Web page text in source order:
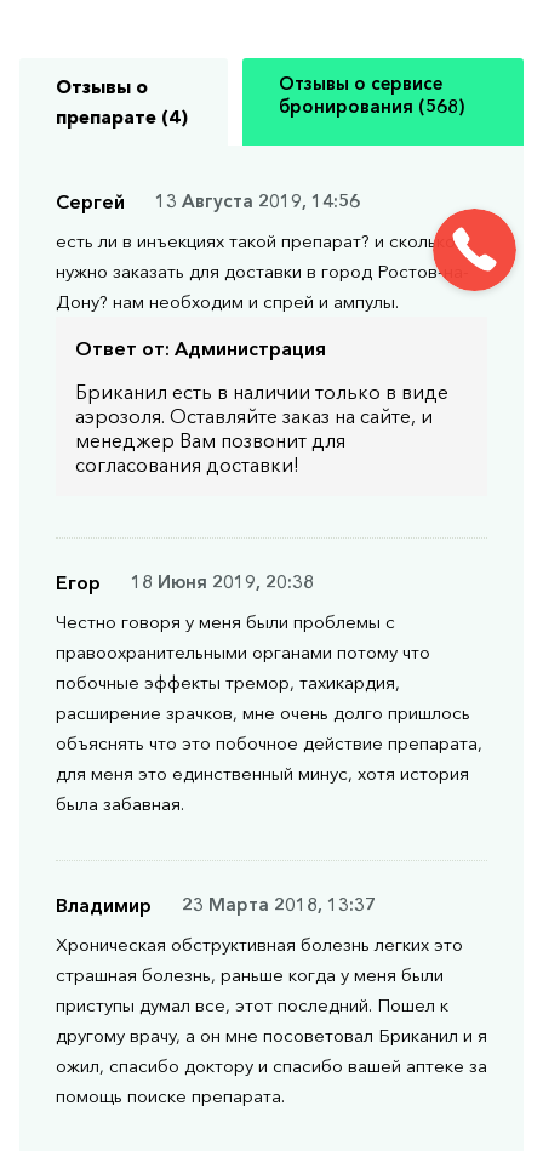
Отзывы о
препарате (4)
Отзывы о сервисе
бронирования (568)
Сергей
13 Августа 2019, 14:56
есть ли в инъекциях такой препарат? и сколько
нужно заказать для доставки в город Ростов-на-
Дону? нам необходим и спрей и ампулы.
Ответ от: Администрация
Бриканил есть в наличии только в виде
аэрозоля. Оставляйте заказ на сайте, и
менеджер Вам позвонит для
согласования доставки!
Егор
18 Июня 2019, 20:38
Честно говоря у меня были проблемы с
правоохранительными органами потому что
побочные эффекты тремор, тахикардия,
расширение зрачков, мне очень долго пришлось
объяснять что это побочное действие препарата,
для меня это единственный минус, хотя история
была забавная.
Владимир
23 Марта 2018, 13:37
Хроническая обструктивная болезнь легких это
страшная болезнь, раньше когда у меня были
приступы думал все, этот последний. Пошел к
другому врачу, а он мне посоветовал Бриканил и я
ожил, спасибо доктору и спасибо вашей аптеке за
помощь поиске препарата.